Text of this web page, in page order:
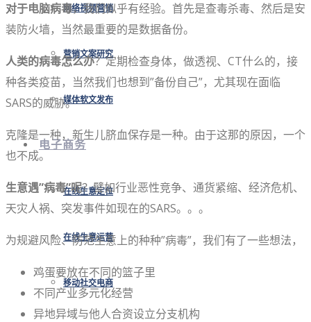
网络视频营销
营销文案研究
媒体软文发布
电子商务
在线生意定位
在线生意运营
移动社交电商
对于电脑病毒，我们似乎有经验。首先是查毒杀毒、然后是安
装防火墙，当然最重要的是数据备份。
人类的病毒怎么办？定期检查身体，做透视、CT什么的，接
种各类疫苗，当然我们也想到”备份自己”，尤其现在面临
SARS的威胁。
克隆是一种，新生儿脐血保存是一种。由于这那的原因，一个
也不成。
生意遇”病毒”呢？譬如行业恶性竞争、通货紧缩、经济危机、
天灾人祸、突发事件如现在的SARS。。。
为规避风险、防范生意上的种种”病毒”，我们有了一些想法，
鸡蛋要放在不同的篮子里
不同产业多元化经营
异地异域与他人合资设立分支机构